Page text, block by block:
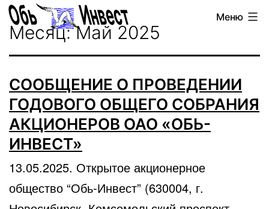
Перейти
содержимому
Обь-
Инвест
Меню
Месяц:Май 2025
СООБЩЕНИЕ О ПРОВЕДЕНИИ
ГОДОВОГО ОБЩЕГО СОБРАНИЯ
АКЦИОНЕРОВ ОАО «ОБЬ-
ИНВЕСТ»
13.05.2025. Открытое акционерное
общество “Обь-Инвест” (630004, г.